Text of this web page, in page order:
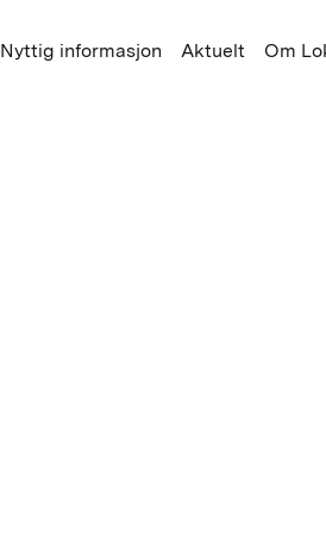
Nyttig informasjon Aktuelt Om